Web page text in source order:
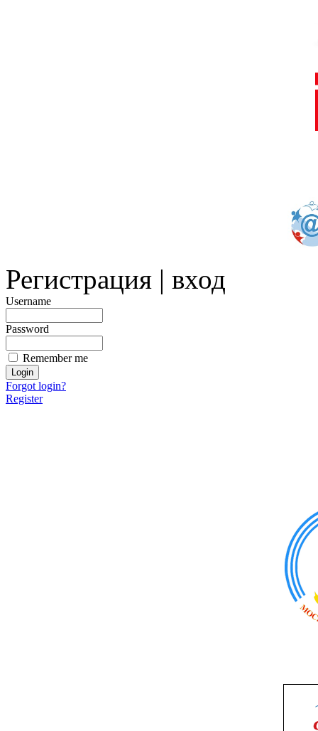
Регистрация | вход
Username
Password
Remember me
Forgot login?
Register